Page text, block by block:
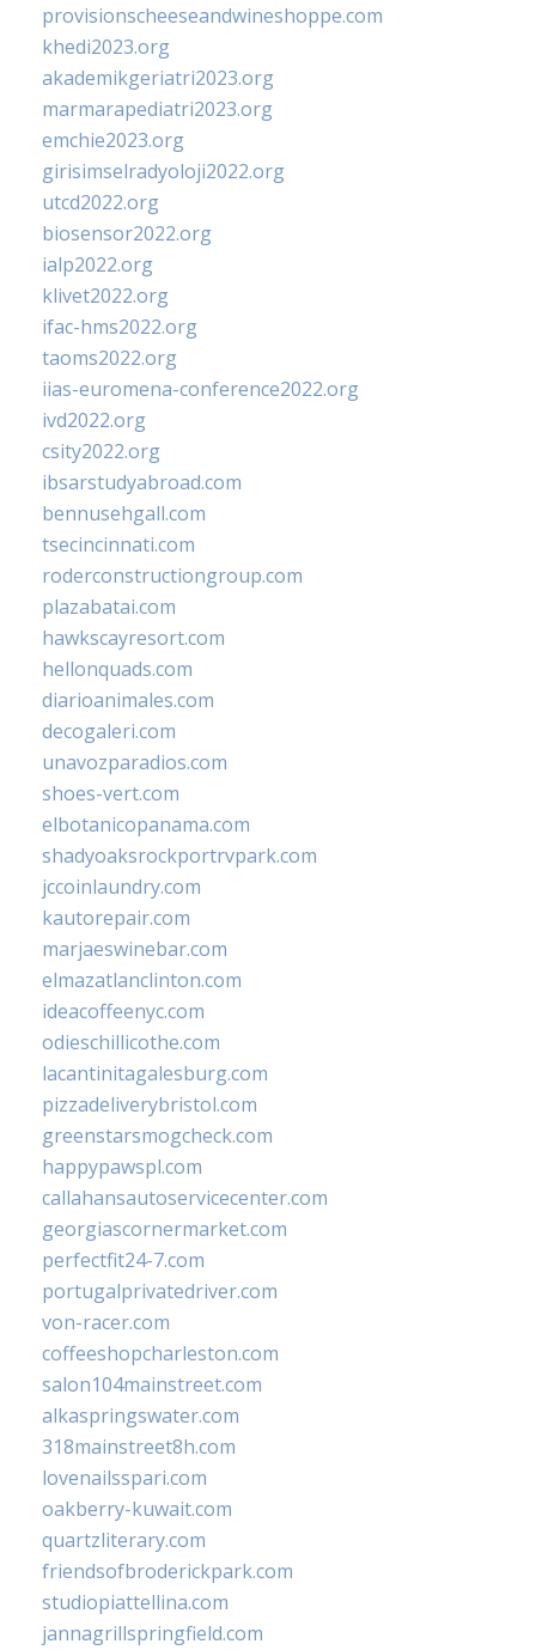
provisionscheeseandwineshoppe.com
khedi2023.org
akademikgeriatri2023.org
marmarapediatri2023.org
emchie2023.org
girisimselradyoloji2022.org
utcd2022.org
biosensor2022.org
ialp2022.org
klivet2022.org
ifac-hms2022.org
taoms2022.org
iias-euromena-conference2022.org
ivd2022.org
csity2022.org
ibsarstudyabroad.com
bennusehgall.com
tsecincinnati.com
roderconstructiongroup.com
plazabatai.com
hawkscayresort.com
hellonquads.com
diarioanimales.com
decogaleri.com
unavozparadios.com
shoes-vert.com
elbotanicopanama.com
shadyoaksrockportrvpark.com
jccoinlaundry.com
kautorepair.com
marjaeswinebar.com
elmazatlanclinton.com
ideacoffeenyc.com
odieschillicothe.com
lacantinitagalesburg.com
pizzadeliverybristol.com
greenstarsmogcheck.com
happypawspl.com
callahansautoservicecenter.com
georgiascornermarket.com
perfectfit24-7.com
portugalprivatedriver.com
von-racer.com
coffeeshopcharleston.com
salon104mainstreet.com
alkaspringswater.com
318mainstreet8h.com
lovenailsspari.com
oakberry-kuwait.com
quartzliterary.com
friendsofbroderickpark.com
studiopiattellina.com
jannagrillspringfield.com